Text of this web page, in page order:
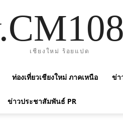
เชียงใหม่ ร้อยแปด
ท่องเที่ยวเชียงใหม่ ภาคเหนือ ข่า
ข่าวประชาสัมพันธ์ PR